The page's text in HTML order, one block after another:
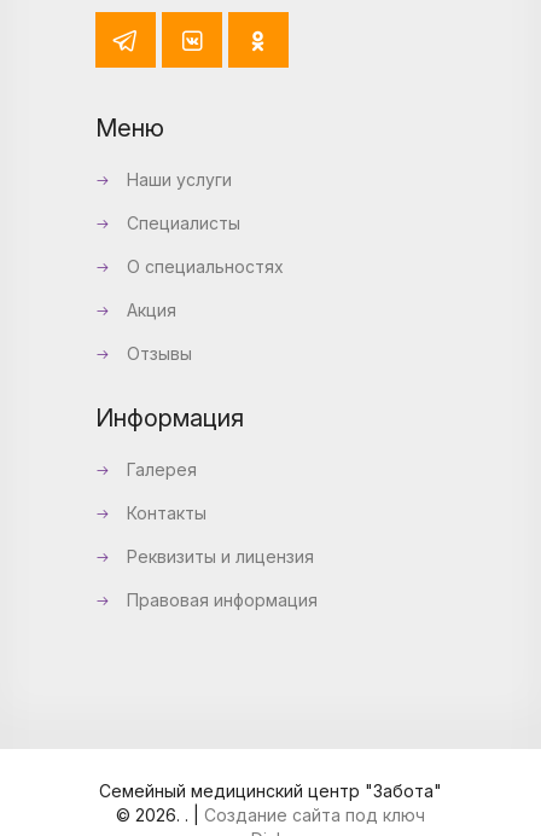
Меню
Наши услуги
Специалисты
О специальностях
Акция
Отзывы
Информация
Галерея
Контакты
Реквизиты и лицензия
Правовая информация
Семейный медицинский центр "Забота"
© 2026. . | Создание сайта под ключ